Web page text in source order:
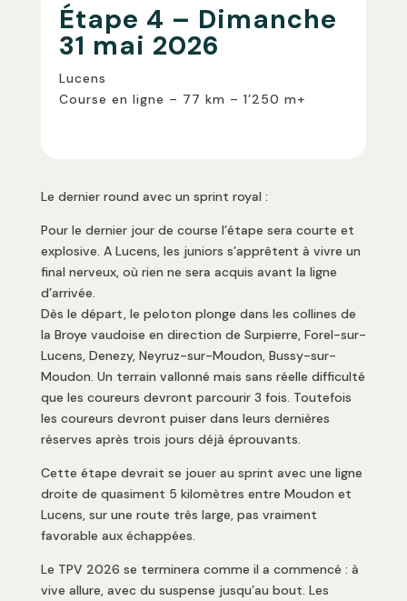
Étape 4 – Dimanche
31 mai 2026
Lucens
Course en ligne – 77 km – 1’250 m+
Le dernier round avec un sprint royal :
Pour le dernier jour de course l’étape sera courte et
explosive. A Lucens, les juniors s’apprêtent à vivre un
final nerveux, où rien ne sera acquis avant la ligne
d’arrivée.
Dès le départ, le peloton plonge dans les collines de
la Broye vaudoise en direction de Surpierre, Forel-sur-
Lucens, Denezy, Neyruz-sur-Moudon, Bussy-sur-
Moudon. Un terrain vallonné mais sans réelle difficulté
que les coureurs devront parcourir 3 fois. Toutefois
les coureurs devront puiser dans leurs dernières
réserves après trois jours déjà éprouvants.
Cette étape devrait se jouer au sprint avec une ligne
droite de quasiment 5 kilomètres entre Moudon et
Lucens, sur une route très large, pas vraiment
favorable aux échappées.
Le TPV 2026 se terminera comme il a commencé : à
vive allure, avec du suspense jusqu’au bout. Les